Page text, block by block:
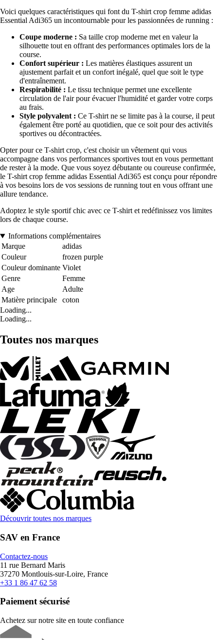
Voici quelques caractéristiques qui font du T-shirt crop femme adidas
Essential Adi365 un incontournable pour les passionnées de running :
Coupe moderne : Sa taille crop moderne met en valeur la
silhouette tout en offrant des performances optimales lors de la
course.
Confort supérieur : Les matières élastiques assurent un
ajustement parfait et un confort inégalé, quel que soit le type
d'entraînement.
Respirabilité : Le tissu technique permet une excellente
circulation de l'air pour évacuer l'humidité et garder votre corps
au frais.
Style polyvalent : Ce T-shirt ne se limite pas à la course, il peut
également être porté au quotidien, que ce soit pour des activités
sportives ou décontractées.
Opter pour ce T-shirt crop, c'est choisir un vêtement qui vous
accompagne dans vos performances sportives tout en vous permettant
de rester à la mode. Que vous soyez débutante ou coureuse confirmée,
le T-shirt crop femme adidas Essential Adi365 est conçu pour répondre
à vos besoins lors de vos sessions de running tout en vous offrant une
allure tendance.
Adoptez le style sportif chic avec ce T-shirt et redéfinissez vos limites
lors de chaque course.
Informations complémentaires
Marque
adidas
Couleur
frozen purple
Couleur dominante Violet
Genre
Femme
Age
Adulte
Matière principale
coton
Loading...
Loading...
Toutes nos marques
Découvrir toutes nos marques
SAV en France
Contactez-nous
11 rue Bernard Maris
37270 Montlouis-sur-Loire, France
+33 1 86 47 62 58
Paiement sécurisé
Achetez sur notre site en toute confiance